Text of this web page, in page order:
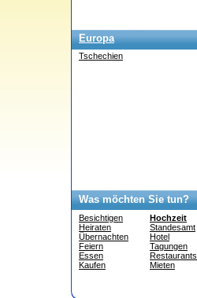
Europa
Tschechien
Was möchten Sie tun?
Besichtigen
Heiraten
Übernachten
Feiern
Essen
Kaufen
Hochzeit
Standesamt
Hotel
Tagungen
Restaurants
Mieten